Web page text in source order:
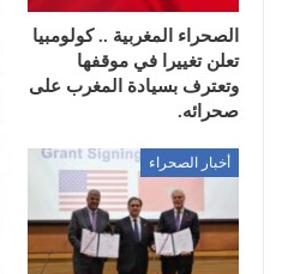
الصحراء المغربية .. كولومبيا
تعلن تغييرا في موقفها
وتعترف بسيادة المغرب على
صحرائه.
أخبار الصحراء